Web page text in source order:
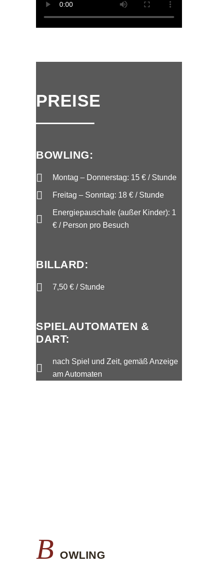
PREISE
BOWLING:
Montag – Donnerstag: 15 € / Stunde
Freitag – Sonntag: 18 € / Stunde
Energiepauschale (außer Kinder): 1
€ / Person pro Besuch
BILLARD:
7,50 € / Stunde
SPIELAUTOMATEN &
DART:
nach Spiel und Zeit, gemäß Anzeige
am Automaten
B OWLING